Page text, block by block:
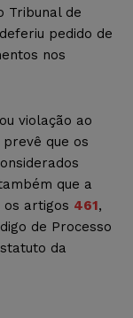
Tribunal de
pedido de
nos
violação ao
prevê que os
que a
artigos 461,
de Processo
da